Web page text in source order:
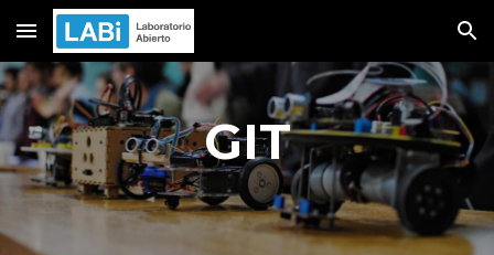
Skip to main content Skip to navigation
GIT